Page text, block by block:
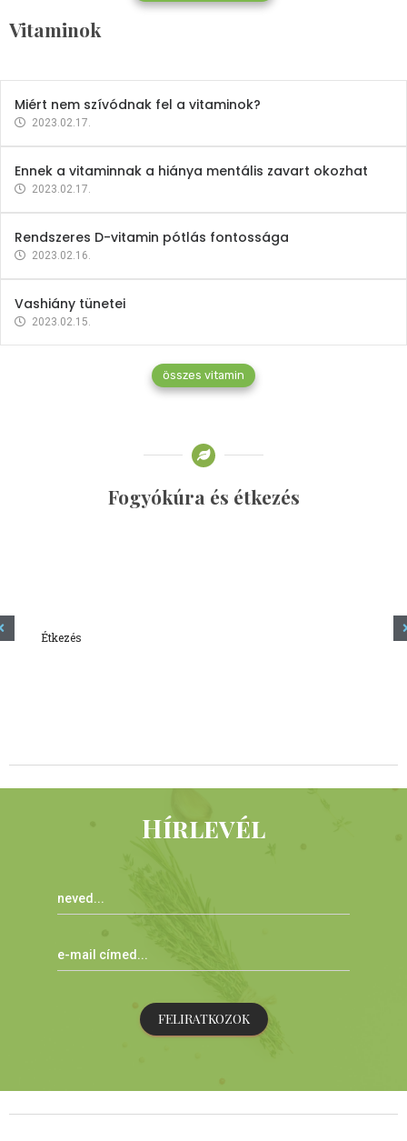
Vitaminok
Mindent a B-12 vitaminról
2023.02.27.
Miért nem szívódnak fel a vitaminok?
2023.02.17.
Ennek a vitaminnak a hiánya mentális zavart okozhat
2023.02.17.
Rendszeres D-vitamin pótlás fontossága
2023.02.16.
Vashiány tünetei
2023.02.15.
összes vitamin
Fogyókúra és étkezés
Étkezés
Hírlevél
FELIRATKOZOK